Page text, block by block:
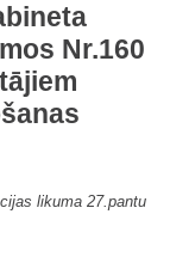
Nr.160
likuma 27.pantu